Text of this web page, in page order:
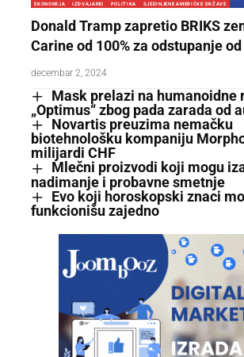
EKONOMIJA IZDVAJAMO POLITIKA SJEDINJENE AMERIČKE DRŽAVE
Donald Tramp zapretio BRIKS
Carine od 100% za odstupanje
decembar 2, 2024
Mask prelazi na humanoidne
„Optimus“ zbog pada zarada od
Novartis preuzima nemačku
biotehnološku kompaniju
milijardi CHF
Mlečni proizvodi koji mogu
nadimanje i probavne smetnje
Evo koji horoskopski znaci
funkcionišu zajedno